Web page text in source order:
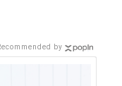
by